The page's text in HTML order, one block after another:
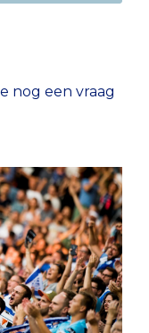
nog een vraag